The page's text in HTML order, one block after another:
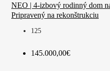
NEO | 4-izbový rodinný dom
Pripravený na rekonštrukciu
145.000,00€
125